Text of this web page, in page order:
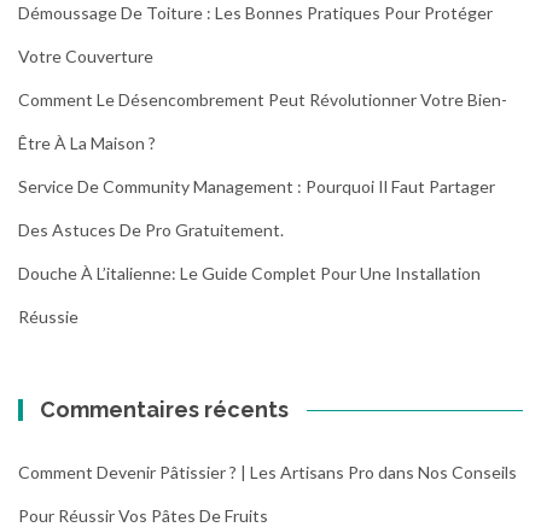
Démoussage De Toiture : Les Bonnes Pratiques Pour Protéger
Votre Couverture
Comment Le Désencombrement Peut Révolutionner Votre Bien-
Être À La Maison ?
Service De Community Management : Pourquoi Il Faut Partager
Des Astuces De Pro Gratuitement.
Douche À L’italienne: Le Guide Complet Pour Une Installation
Réussie
Commentaires récents
Comment Devenir Pâtissier ? | Les Artisans Pro dans Nos Conseils
Pour Réussir Vos Pâtes De Fruits